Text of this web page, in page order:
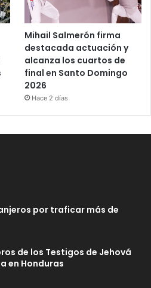
Mihail Salmerón firma
destacada actuación y
alcanza los cuartos de
final en Santo Domingo
2026
Hace 2 días
por traficar más de
de los Testigos de Jehová
en Honduras